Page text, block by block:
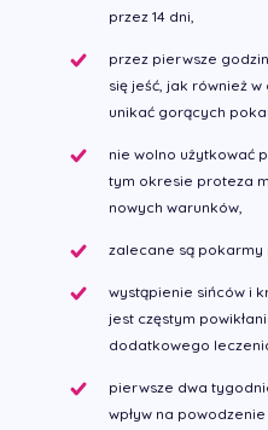
przez 14 dni,
przez pierwsze
się jeść, jak również
unikać gorących
nie wolno użytkować
tym okresie proteza
nowych warunków,
zalecane są pokarmy
wystąpienie sińców i
jest częstym
dodatkowego
pierwsze dwa
wpływ na